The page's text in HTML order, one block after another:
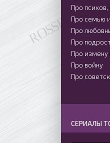
Про психов,
Про семью
Про
Про
Про измену
Про войну
Про
СЕРИАЛЫ